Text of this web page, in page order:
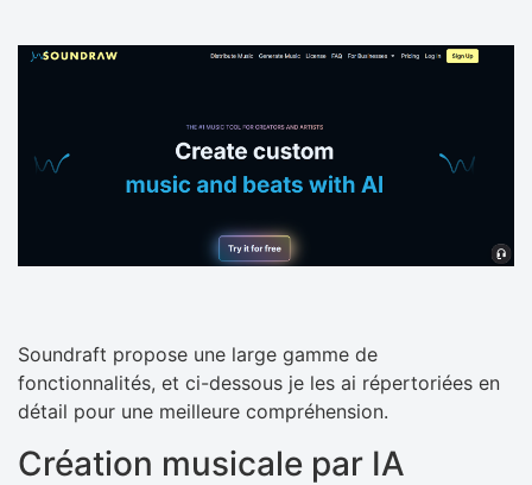
Soundraft propose une large gamme de
fonctionnalités, et ci-dessous je les ai répertoriées en
détail pour une meilleure compréhension.
Création musicale par IA